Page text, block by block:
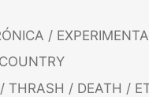
/
THRASH / DEATH /